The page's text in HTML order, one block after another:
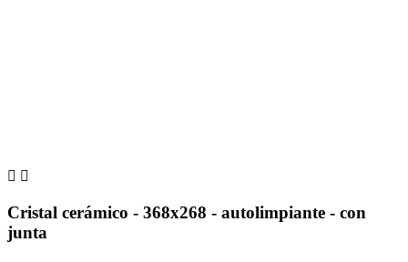
 
Cristal cerámico - 368x268 - autolimpiante - con
junta